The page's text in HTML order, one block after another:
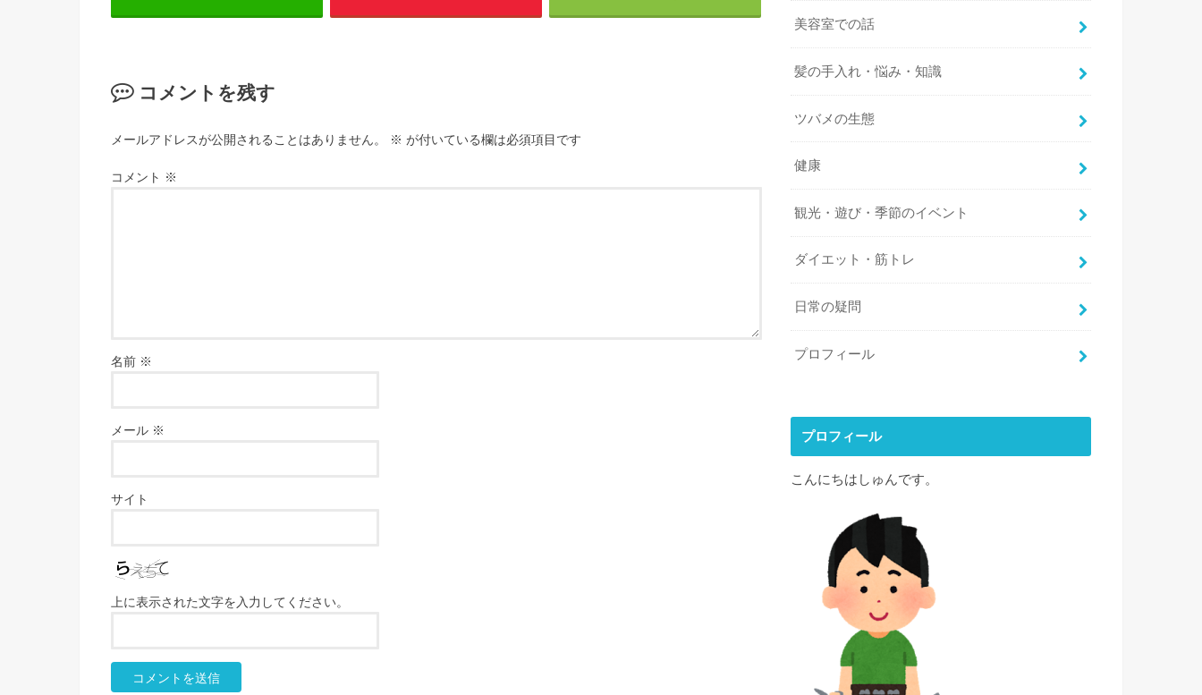
コメントを残す
メールアドレスが公開されることはありません。 ※ が付いている欄は必須項目です
コメント ※
名前 ※
メール ※
サイト
上に表示された文字を入力してください。
美容室での話
髪の手入れ・悩み・知識
ツバメの生態
健康
観光・遊び・季節のイベント
ダイエット・筋トレ
日常の疑問
プロフィール
プロフィール
こんにちはしゅんです。